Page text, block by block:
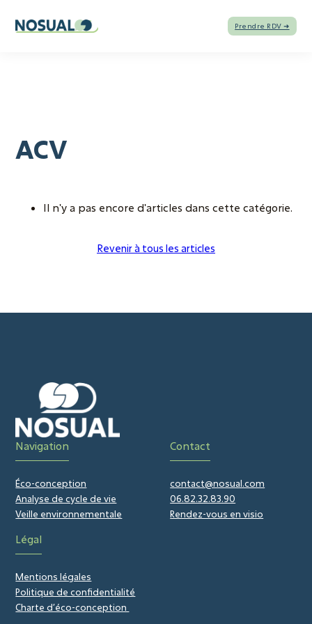
Prendre RDV ➜
ACV
Il n'y a pas encore d'articles dans cette catégorie.
Revenir à tous les articles
Navigation
Éco-conception
Analyse de cycle de vie
Veille environnementale
Contact
contact@nosual.com
06.82.32.83.90
Rendez-vous en visio
Légal
Mentions légales
Politique de confidentialité
Charte d’éco-conception